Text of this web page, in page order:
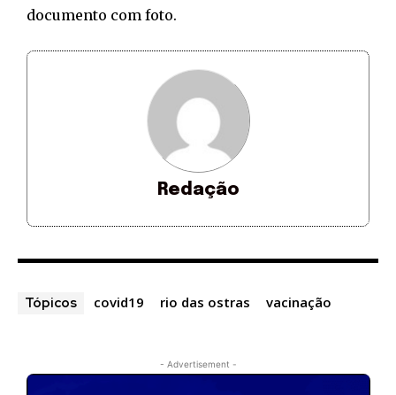
documento com foto.
Redação
Tópicos covid19 rio das ostras vacinação
- Advertisement -